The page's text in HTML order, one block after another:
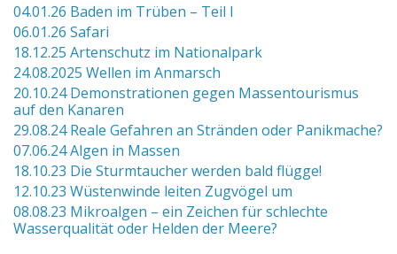
04.01.26 Baden im Trüben – Teil I
06.01.26 Safari
18.12.25 Artenschutz im Nationalpark
24.08.2025 Wellen im Anmarsch
20.10.24 Demonstrationen gegen Massentourismus
auf den Kanaren
29.08.24 Reale Gefahren an Stränden oder Panikmache?
07.06.24 Algen in Massen
18.10.23 Die Sturmtaucher werden bald flügge!
12.10.23 Wüstenwinde leiten Zugvögel um
08.08.23 Mikroalgen – ein Zeichen für schlechte
Wasserqualität oder Helden der Meere?